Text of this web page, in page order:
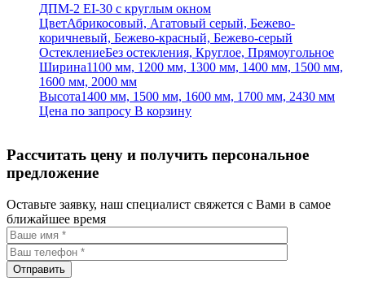
ДПМ-2 EI-30 с круглым окном
ЦветАбрикосовый, Агатовый серый, Бежево-
коричневый, Бежево-красный, Бежево-серый
ОстеклениеБез остекления, Круглое, Прямоугольное
Ширина1100 мм, 1200 мм, 1300 мм, 1400 мм, 1500 мм,
1600 мм, 2000 мм
Высота1400 мм, 1500 мм, 1600 мм, 1700 мм, 2430 мм
Цена по запросу В корзину
Рассчитать цену и получить персональное
предложение
Оставьте заявку, наш специалист свяжется с Вами в самое
ближайшее время